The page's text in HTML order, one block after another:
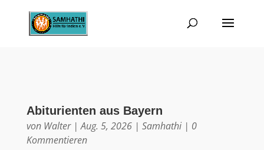
Abiturienten aus Bayern
von Walter|Aug. 5, 2026| Samhathi| 0
Kommentieren